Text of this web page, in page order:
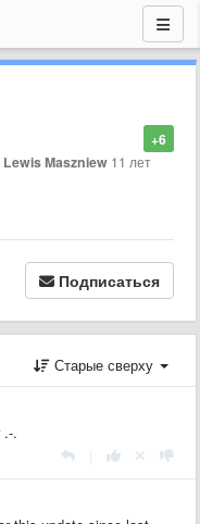
+6
Lewis Maszniew 11 лет
Подписаться
Старые сверху
.-.